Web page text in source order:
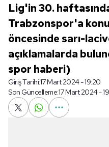
Lig'in 30.
Trabzonspor'a
öncesinde sarı-
açıklamalarda
spor haberi)
Giriş Tarihi:17 Mart 2024 - 19:20
Son Güncelleme:17 Mart 2024 -